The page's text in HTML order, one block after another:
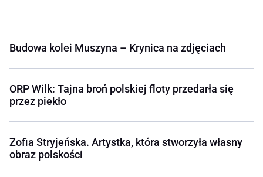
Budowa kolei Muszyna – Krynica na zdjęciach
ORP Wilk: Tajna broń polskiej floty przedarła się
przez piekło
Zofia Stryjeńska. Artystka, która stworzyła własny
obraz polskości